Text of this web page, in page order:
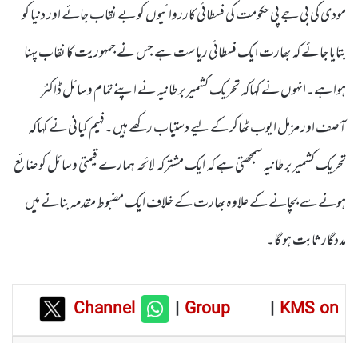
مودی کی بی جے پی حکومت کی فسطائی کارروائیوں کو بے نقاب جائے اور دنیا کو
بتایا جائے کہ بھارت ایک فسطائی ریاست ہے جس نے جمہوریت کا نقاب پہنا
ہوا ہے۔انہوں نے کہاکہ تحریک کشمیر برطانیہ نے اپنے تمام وسائل ڈاکٹر
آصف اور مزمل ایوب ٹھاکر کے لیے دستیاب رکھے ہیں۔فہیم کیانی نے کہاکہ
تحریک کشمیر برطانیہ سمجھتی ہے کہ ایک مشترکہ لائحہ ہمارے قیمتی وسائل کو ضائع
ہونے سے بچانے کے علاوہ بھارت کے خلاف ایک مضبوط مقدمہ بنانے میں
مددگار ثابت ہو گا۔
Channel |Group | KMS on